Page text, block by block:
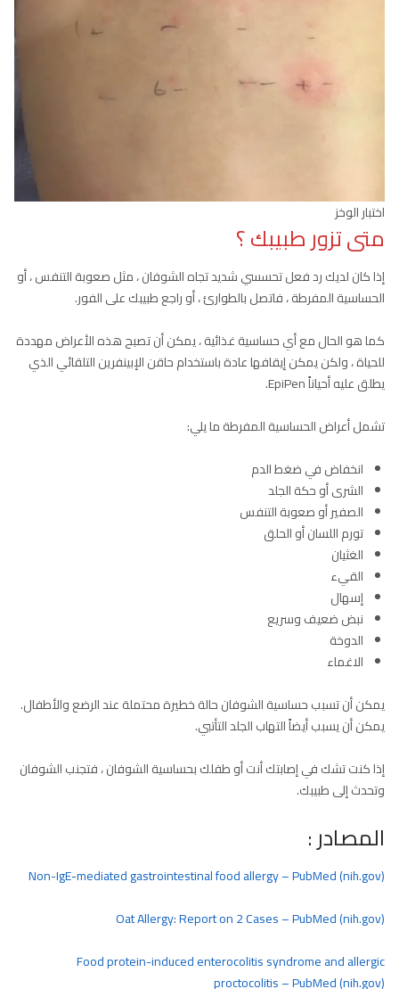
اختبار الوخز
متى تزور طبيبك؟
إذا كان لديك رد فعل تحسسي شديد تجاه الشوفان ، مثل صعوبة التنفس ، أو
الحساسية المفرطة ، فاتصل بالطوارئ ، أو راجع طبيبك على الفور.
كما هو الحال مع أي حساسية غذائية ، يمكن أن تصبح هذه الأعراض مهددة
للحياة ، ولكن يمكن إيقافها عادة باستخدام حاقن الإبينفرين التلقائي الذي
يطلق عليه أحياناً EpiPen.
تشمل أعراض الحساسية المفرطة ما يلي:
انخفاض في ضغط الدم
الشرى أو حكة الجلد
الصفير أو صعوبة التنفس
تورم اللسان أو الحلق
الغثيان
القيء
إسهال
نبض ضعيف وسريع
الدوخة
الاغماء
يمكن أن تسبب حساسية الشوفان حالة خطيرة محتملة عند الرضع والأطفال.
يمكن أن يسبب أيضاً التهاب الجلد التأتبي.
إذا كنت تشك في إصابتك أنت أو طفلك بحساسية الشوفان ، فتجنب الشوفان
وتحدث إلى طبيبك.
المصادر :
Non-IgE-mediated gastrointestinal food allergy – PubMed (nih.gov)
Oat Allergy: Report on 2 Cases – PubMed (nih.gov)
Food protein-induced enterocolitis syndrome and allergic
proctocolitis – PubMed (nih.gov)